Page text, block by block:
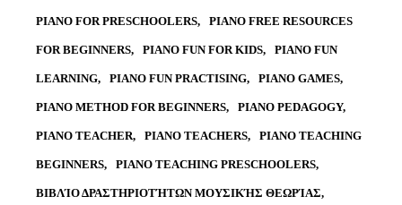
PIANO FOR PRESCHOOLERS PIANO FREE RESOURCES
FOR BEGINNERS PIANO FUN FOR KIDS PIANO FUN
LEARNING PIANO FUN PRACTISING PIANO GAMES
PIANO METHOD FOR BEGINNERS PIANO PEDAGOGY
PIANO TEACHER PIANO TEACHERS PIANO TEACHING
BEGINNERS PIANO TEACHING PRESCHOOLERS
ΒΙΒΛΊΟ ΔΡΑΣΤΗΡΙΟΤΉΤΩΝ ΜΟΥΣΙΚΉΣ ΘΕΩΡΊΑΣ